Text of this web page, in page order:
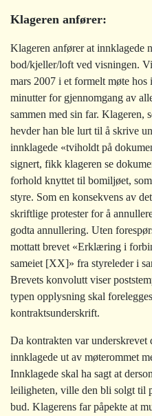
Klageren anfører:
Klageren anfører at innklagede
bod/kjeller/loft ved visningen.
mars 2007 i et formelt møte
minutter for gjennomgang av
sammen med sin far. Klageren,
hevder han ble lurt til å skrive
innklagede «tviholdt på
signert, fikk klageren se
forhold knyttet til bomiljøet,
styre. Som en konsekvens av
skriftlige protester for å
godta annullering. Uten
mottatt brevet «Erklæring i
sameiet [XX]» fra styreleder i
Brevets konvolutt viser
typen opplysning skal
kontraktsunderskrift.
Da kontrakten var underskrevet
innklagede ut av møterommet
Innklagede skal ha sagt at
leiligheten, ville den bli solgt til
bud. Klagerens far påpekte at